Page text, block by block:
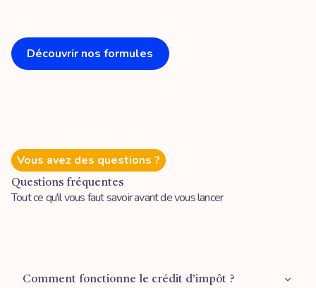
Découvrir nos formules
Vous avez des questions ?
Questions fréquentes
Tout ce qu'il vous faut savoir avant de vous lancer
Comment fonctionne le crédit d’impôt ?